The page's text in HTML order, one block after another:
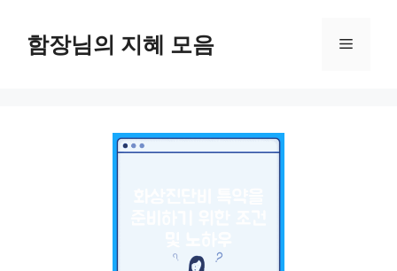
함장님의 지혜 모음 메